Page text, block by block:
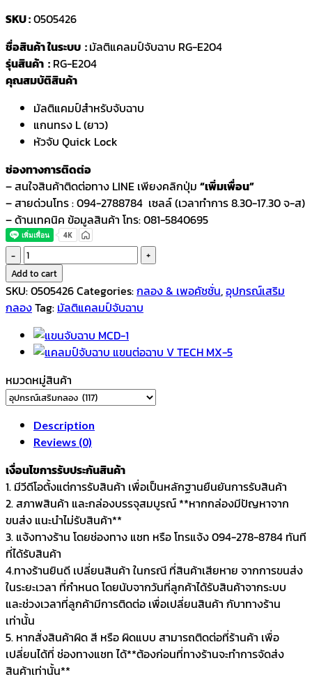
SKU :0505426
ชื่อสินค้า ในระบบ :มัลติแคลมป์จับฉาบ RG-E204
รุ่นสินค้า : RG-E204
คุณสมบัติสินค้า
มัลติแคมป์สำหรับจับฉาบ
แกนทรง L (ยาว)
หัวจับ Quick Lock
ช่องทางการติดต่อ
– สนใจสินค้าติดต่อทาง LINE เพียงคลิกปุ่ม “เพิ่มเพื่อน”
– สายด่วนโทร : 094-2788784 เซลล์ (เวลาทำการ 8.30-17.30 จ-ส)
– ด้านเทคนิค ข้อมูลสินค้า โทร: 081-5840695
แขน
จับ
ฉาบ
ขา
ฉาบ
มัลติ
ลมป์
จับ
ฉาบ
รุ่น
E204
quantity
Add to cart
SKU:0505426Categories:กลอง & เพอคัชชั่น,อุปกรณ์เสริม
กลองTag: มัลติแคลมป์จับฉาบ
หมวดหมู่สินค้า
Description
Reviews (0)
เงื่อนไขการรับประกันสินค้า
1. มีวีดีโอตั้งแต่การรับสินค้า เพื่อเป็นหลักฐานยืนยันการรับสินค้า
2. สภาพสินค้า และกล่องบรรจุสมบูรณ์ **หากกล่องมีปัญหาจาก
ขนส่ง แนะนำไม่รับสินค้า**
3. แจ้งทางร้าน โดยช่องทาง แชท หรือ โทรแจ้ง 094-278-8784 ทันที
ที่ได้รับสินค้า
4.ทางร้านยินดี เปลี่ยนสินค้า ในกรณี ที่สินค้าเสียหาย จากการขนส่ง
ในระยะเวลา ที่กำหนด โดยนับจากวันที่ลูกค้าได้รับสินค้าจากระบบ
และช่วงเวลาที่ลูกค้ามีการติดต่อ เพื่อเปลี่ยนสินค้า กับาทางร้าน
เท่านั้น
5. หากสั่งสินค้าผิด สี หรือ ผิดแบบ สามารถติดต่อที่ร้านค้า เพื่อ
เปลี่ยนได้ที่ ช่องทางแชท ได้**ต้องก่อนที่ทางร้านจะทำการจัดส่ง
สินค้าเท่านั้น**